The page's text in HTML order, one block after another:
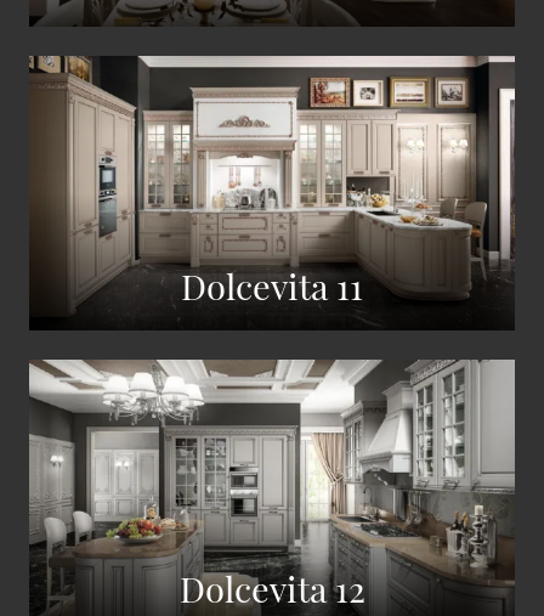
Dolcevita 11
Dolcevita 12